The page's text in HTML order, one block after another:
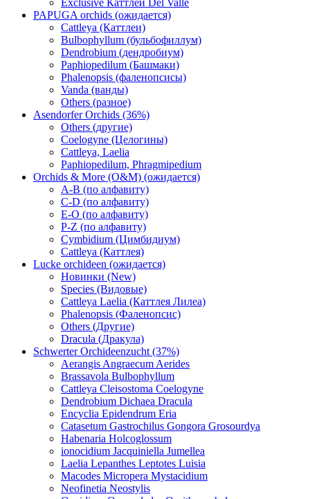
Exclusive Каттлеи Del Valle
PAPUGA orchids (ожидается)
Cattleya (Каттлеи)
Bulbophyllum (бульбофиллум)
Dendrobium (дендробиум)
Paphiopedilum (Башмаки)
Phalenopsis (фаленопсисы)
Vanda (ванды)
Others (разное)
Asendorfer Orchids (36%)
Others (другие)
Coelogyne (Целогины)
Cattleya, Laelia
Paphiopedilum, Phragmipedium
Orchids & More (O&M) (ожидается)
A-B (по алфавиту)
C-D (по алфавиту)
E-O (по алфавиту)
P-Z (по алфавиту)
Cymbidium (Цимбидиум)
Cattleya (Каттлея)
Lucke orchideen (ожидается)
Новинки (New)
Species (Видовые)
Cattleya Laelia (Каттлея Лилеа)
Phalenopsis (Фаленопсис)
Others (Другие)
Dracula (Дракула)
Schwerter Orchideenzucht (37%)
Aerangis Angraecum Aerides
Brassavola Bulbophyllum
Cattleya Cleisostoma Coelogyne
Dendrobium Dichaea Dracula
Encyclia Epidendrum Eria
Catasetum Gastrochilus Gongora Grosourdya
Habenaria Holcoglossum
ionocidium Jacquiniella Jumellea
Laelia Lepanthes Leptotes Luisia
Macodes Micropera Mystacidium
Neofinetia Neostylis